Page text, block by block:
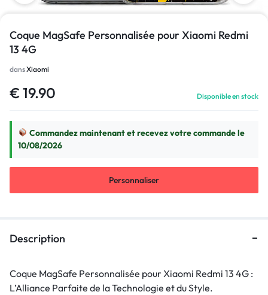
Coque MagSafe Personnalisée pour Xiaomi Redmi
13 4G
dansXiaomi
€ 19.90 Disponible en stock
Commandez maintenant et recevez votre commande le
10/08/2026
Personnaliser
Description
Coque MagSafe Personnalisée pour Xiaomi Redmi 13 4G :
L’Alliance Parfaite de la Technologie et du Style.